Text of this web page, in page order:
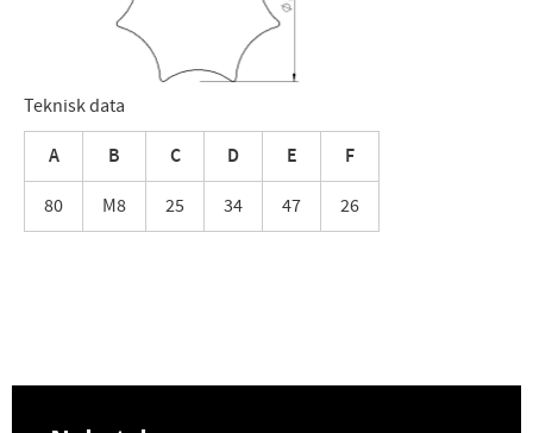
Teknisk data
A B C D E F
80 M8 25 34 47 26